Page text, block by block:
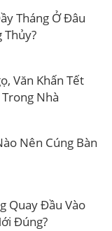
Tháng Ở Đâu
Thủy?
Văn Khấn Tết
Nhà
Nên Cúng Bàn
Quay Đầu Vào
Đúng?